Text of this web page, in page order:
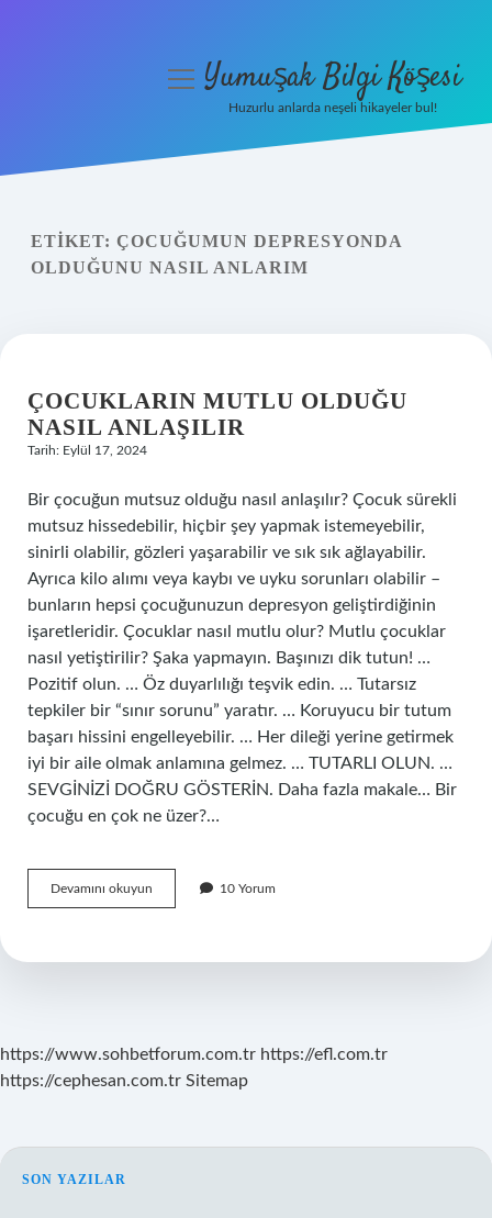
Yasal Uyarı
menüyüYumuşak Bilgi Köşesi
Huzurlu anlarda neşeli hikayeler bul!
ETIKET: ÇOCUĞUMUN DEPRESYONDA
OLDUĞUNU NASIL ANLARIM
ÇOCUKLARIN MUTLU OLDUĞU
NASIL ANLAŞILIR
Tarih: Eylül 17, 2024
Bir çocuğun mutsuz olduğu nasıl anlaşılır? Çocuk sürekli
mutsuz hissedebilir, hiçbir şey yapmak istemeyebilir,
sinirli olabilir, gözleri yaşarabilir ve sık sık ağlayabilir.
Ayrıca kilo alımı veya kaybı ve uyku sorunları olabilir –
bunların hepsi çocuğunuzun depresyon geliştirdiğinin
işaretleridir. Çocuklar nasıl mutlu olur? Mutlu çocuklar
nasıl yetiştirilir? Şaka yapmayın. Başınızı dik tutun! …
Pozitif olun. … Öz duyarlılığı teşvik edin. … Tutarsız
tepkiler bir “sınır sorunu” yaratır. … Koruyucu bir tutum
başarı hissini engelleyebilir. … Her dileği yerine getirmek
iyi bir aile olmak anlamına gelmez. … TUTARLI OLUN. …
SEVGİNİZİ DOĞRU GÖSTERİN. Daha fazla makale… Bir
çocuğu en çok ne üzer?…
Devamını okuyun Çocukların
Mutlu
Anlaşılır
10 Yorum
https://www.sohbetforum.com.tr https://efl.com.tr
https://cephesan.com.tr Sitemap
SIDEBAR
SON YAZILAR